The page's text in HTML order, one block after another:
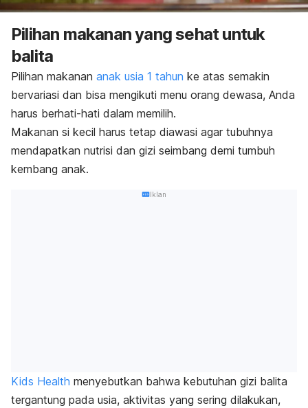
Pilihan makanan yang sehat untuk
balita
Pilihan makanan anak usia 1 tahun ke atas semakin
bervariasi dan bisa mengikuti menu orang dewasa, Anda
harus berhati-hati dalam memilih.
Makanan si kecil harus tetap diawasi agar tubuhnya
mendapatkan nutrisi dan gizi seimbang demi tumbuh
kembang anak.
Iklan
Kids Health menyebutkan bahwa kebutuhan gizi balita
tergantung pada usia, aktivitas yang sering dilakukan,